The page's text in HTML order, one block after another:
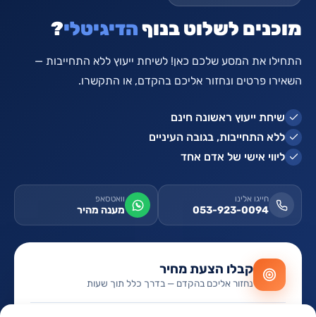
מוכנים לשלוט בנוףהדיגיטלי?
התחילו את המסע שלכם כאן! לשיחת ייעוץ ללא התחייבות —
השאירו פרטים ונחזור אליכם בהקדם, או התקשרו.
שיחת ייעוץ ראשונה חינם
ללא התחייבות, בגובה העיניים
ליווי אישי של אדם אחד
חייגו אלינו
053-923-0094
וואטסאפ
מענה מהיר
קבלו הצעת מחיר
נחזור אליכם בהקדם — בדרך כלל תוך שעות